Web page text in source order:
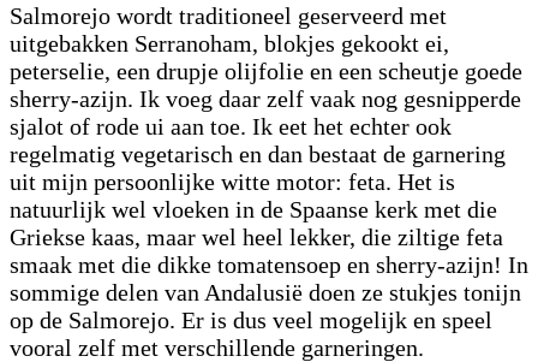
Salmorejo wordt traditioneel geserveerd met
uitgebakken Serranoham, blokjes gekookt ei,
peterselie, een drupje olijfolie en een scheutje goede
sherry-azijn. Ik voeg daar zelf vaak nog gesnipperde
sjalot of rode ui aan toe. Ik eet het echter ook
regelmatig vegetarisch en dan bestaat de garnering
uit mijn persoonlijke witte motor: feta. Het is
natuurlijk wel vloeken in de Spaanse kerk met die
Griekse kaas, maar wel heel lekker, die ziltige feta
smaak met die dikke tomatensoep en sherry-azijn! In
sommige delen van Andalusië doen ze stukjes tonijn
op de Salmorejo. Er is dus veel mogelijk en speel
vooral zelf met verschillende garneringen.